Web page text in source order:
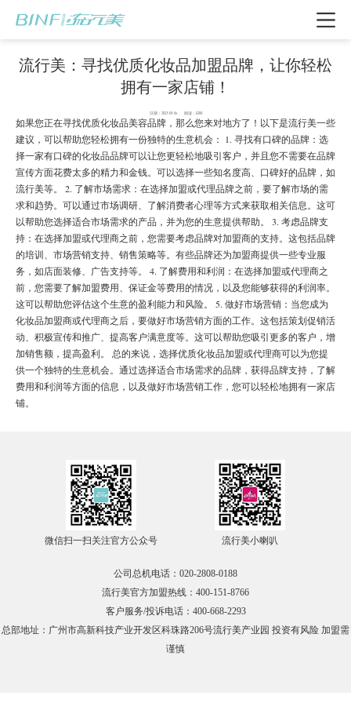
流行美：寻找优质化妆品加盟品牌，让你轻松
拥有一家店铺！
日期：2023-05-06 阅读：8200
如果您正在寻找优质化妆品美容品牌，那么您来对地方了！以下是流行美一些
建议，可以帮助您轻松拥有一份独特的生意机会： 1. 寻找有口碑的品牌：选
择一家有口碑的化妆品品牌可以让您更轻松地吸引客户，并且您不需要在品牌
宣传方面花费太多的精力和金钱。可以选择一些知名度高、口碑好的品牌，如
流行美等。 2. 了解市场需求：在选择加盟或代理品牌之前，要了解市场的需
求和趋势。可以通过市场调研、了解消费者心理等方式来获取相关信息。这可
以帮助您选择适合市场需求的产品，并为您的生意提供帮助。 3. 考虑品牌支
持：在选择加盟或代理商之前，您需要考虑品牌对加盟商的支持。这包括品牌
的培训、市场营销支持、销售策略等。有些品牌还为加盟商提供一些专业服
务，如店面装修、广告支持等。 4. 了解费用和利润：在选择加盟或代理商之
前，您需要了解加盟费用、保证金等费用的情况，以及您能够获得的利润率。
这可以帮助您评估这个生意的盈利能力和风险。 5. 做好市场营销：当您成为
化妆品加盟商或代理商之后，要做好市场营销方面的工作。这包括策划促销活
动、积极宣传和推广、提高客户满意度等。这可以帮助您吸引更多的客户，增
加销售额，提高盈利。 总的来说，选择优质化妆品加盟或代理商可以为您提
供一个独特的生意机会。通过选择适合市场需求的品牌，获得品牌支持，了解
费用和利润等方面的信息，以及做好市场营销工作，您可以轻松地拥有一家店
铺。
微信扫一扫关注官方公众号 流行美小喇叭
公司总机电话：020-2808-0188
流行美官方加盟热线：400-151-8766
客户服务/投诉电话：400-668-2293
总部地址：广州市高新科技产业开发区科珠路206号流行美产业园 投资有风险 加盟需
谨慎
我要加盟
电话咨询
在线咨询